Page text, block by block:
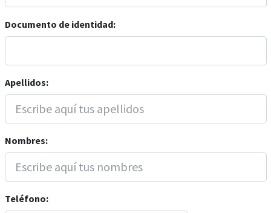
Documento de identidad:
Apellidos:
Nombres:
Teléfono: